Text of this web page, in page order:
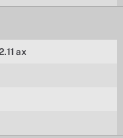
ax